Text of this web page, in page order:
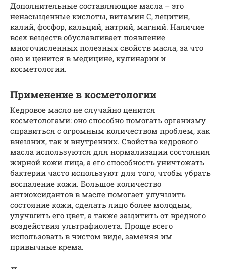
Дополнительные составляющие масла – это
ненасыщенные кислоты, витамин С, лецитин,
калий, фосфор, кальций, натрий, магний. Наличие
всех веществ обуславливает появление
многочисленных полезных свойств масла, за что
оно и ценится в медицине, кулинарии и
косметологии.
Применение в косметологии
Кедровое масло не случайно ценится
косметологами: оно способно помогать организму
справиться с огромным количеством проблем, как
внешних, так и внутренних. Свойства кедрового
масла используются для нормализации состояния
жирной кожи лица, а его способность уничтожать
бактерии часто используют для того, чтобы убрать
воспаление кожи. Большое количество
антиоксидантов в масле помогает улучшить
состояние кожи, сделать лицо более молодым,
улучшить его цвет, а также защитить от вредного
воздействия ультрафиолета. Проще всего
использовать в чистом виде, заменяя им
привычные крема.